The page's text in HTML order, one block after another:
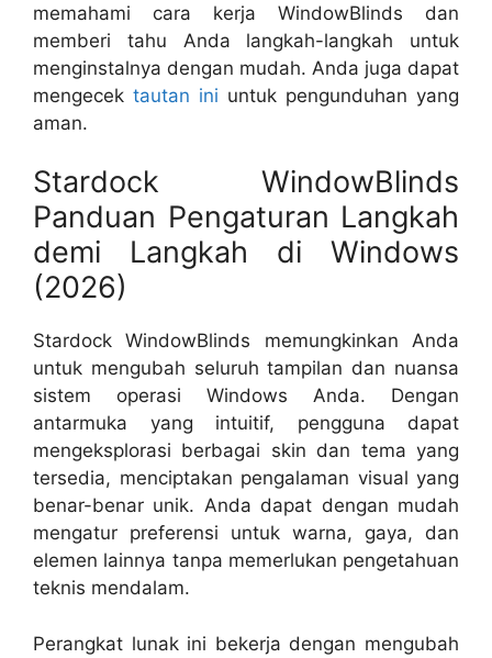
memahami cara kerja WindowBlinds dan
memberi tahu Anda langkah-langkah untuk
menginstalnya dengan mudah. Anda juga dapat
mengecek tautan ini untuk pengunduhan yang
aman.
Stardock WindowBlinds
Panduan Pengaturan Langkah
demi Langkah di Windows
(2026)
Stardock WindowBlinds memungkinkan Anda
untuk mengubah seluruh tampilan dan nuansa
sistem operasi Windows Anda. Dengan
antarmuka yang intuitif, pengguna dapat
mengeksplorasi berbagai skin dan tema yang
tersedia, menciptakan pengalaman visual yang
benar-benar unik. Anda dapat dengan mudah
mengatur preferensi untuk warna, gaya, dan
elemen lainnya tanpa memerlukan pengetahuan
teknis mendalam.
Perangkat lunak ini bekerja dengan mengubah